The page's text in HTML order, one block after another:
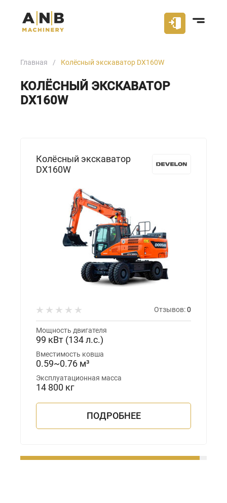
Главная Колёсный экскаватор DX160W
КОЛЁСНЫЙ ЭКСКАВАТОР
DX160W
Колёсный экскаватор
DX160W
Отзывов:0
Мощность двигателя
99 кВт (134 л.с.)
Вместимость ковша
0.59~0.76 м³
Эксплуатационная масса
14 800 кг
ПОДРОБНЕЕ